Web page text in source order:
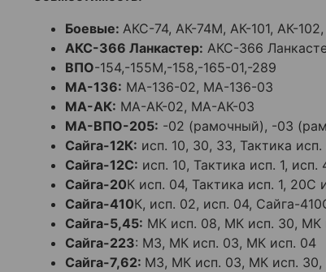
Боевые: АКС-74, АК-74М, АК-101, АК-
АКС-366 Ланкастер: АКС-366
ВПО-154,-155М,-158,-165-01,-289
МА-136: МА-136-02, МА-136-03
МА-АК: МА-АК-02, МА-АК-03
МА-ВПО-205: -02 (рамочный), -03
Сайга-12К: исп. 10, 30, 33, Тактика исп.
Сайга-12С: исп. 10, Тактика исп. 1, исп.
Сайга-20К исп. 04, Тактика исп. 1, 20С
Сайга-410К, исп. 02, исп. 04, Сайга-
Сайга-5,45: МК исп. 08, МК исп. 30, МК
Сайга-223: М3, МК исп. 03, МК исп. 04
Сайга-7,62: М3, МК исп. 03, МК исп.